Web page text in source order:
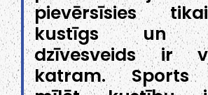
pievērsīsies
kustīgs un
dzīvesveids ir
katram. Sports